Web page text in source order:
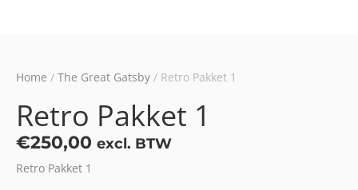
Home / The Great Gatsby / Retro Pakket 1
Retro Pakket 1
€250,00 excl. BTW
Retro Pakket 1